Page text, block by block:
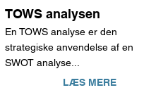
TOWS analysen
En TOWS analyse er den
strategiske anvendelse af en
SWOT analyse...
LÆS MERE